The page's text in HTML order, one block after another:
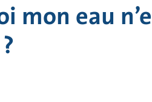
mon eau